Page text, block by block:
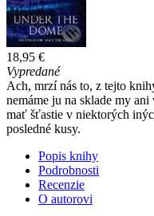
18,95 €
Vypredané
Ach, mrzí nás to, z tejto
nemáme ju na sklade my
mať šťastie v niektorých
posledné kusy.
Popis knihy
Podrobnosti
Recenzie
O autorovi